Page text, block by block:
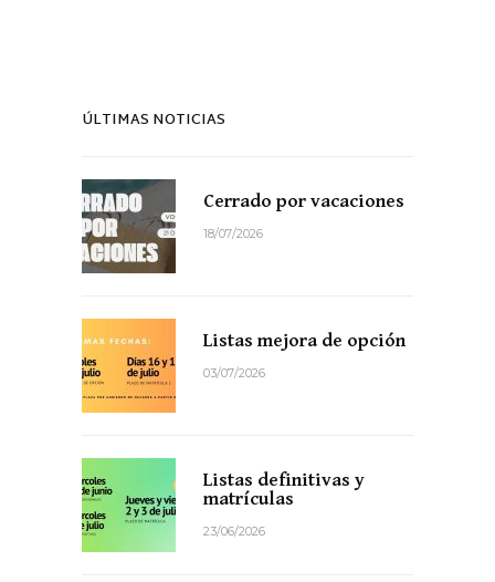
ÚLTIMAS NOTICIAS
Cerrado por vacaciones
18/07/2026
Listas mejora de opción
03/07/2026
Listas definitivas y
matrículas
23/06/2026